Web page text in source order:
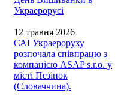
Украерорусі
12 травня 2026
САІ Украероруху
розпочала співпрацю з
компанією ASAP s.r.o. у
місті Пезінок
(Словаччина).